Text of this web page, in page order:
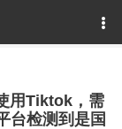
用Tiktok，需
台检测到是国